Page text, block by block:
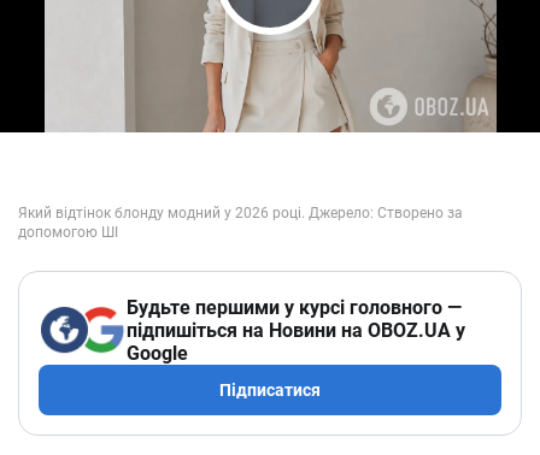
Play Video
Будьте першими у курсі головного —
підпишіться на Новини на OBOZ.UA у
Google
Підписатися